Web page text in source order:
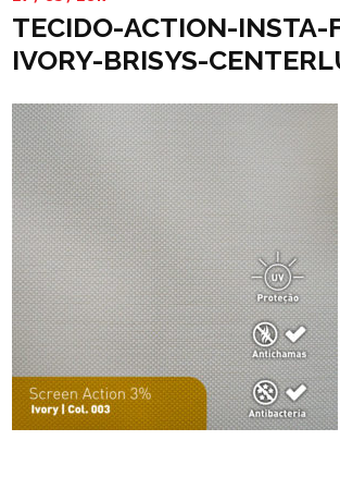
TECIDO-ACTION-INSTA-
IVORY-BRISYS-